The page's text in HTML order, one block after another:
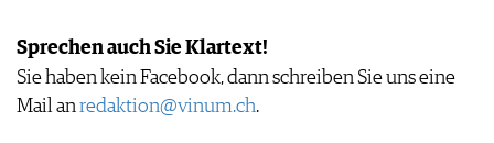
Sprechen auch Sie Klartext!
Sie haben kein Facebook, dann schreiben Sie uns eine
Mail anredaktion@vinum.ch.